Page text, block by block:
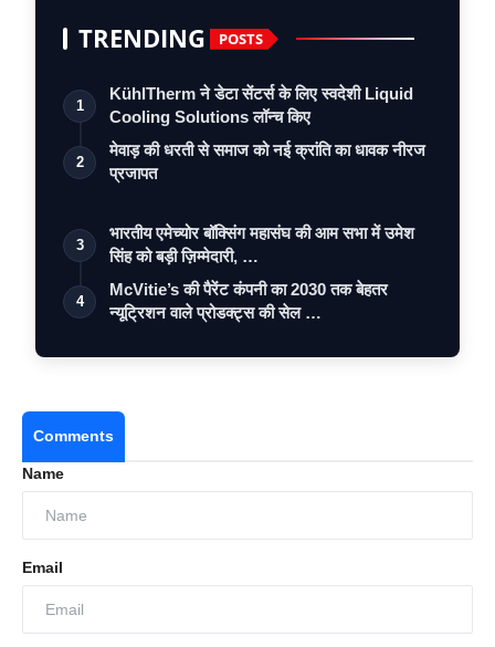
TRENDING POSTS
1
KühlTherm ने डेटा सेंटर्स के लिए स्वदेशी Liquid
Cooling Solutions लॉन्च किए
2
मेवाड़ की धरती से समाज को नई क्रांति का धावक नीरज
प्रजापत
3
भारतीय एमेच्योर बॉक्सिंग महासंघ की आम सभा में उमेश
सिंह को बड़ी ज़िम्मेदारी, …
4
McVitie’s की पैरेंट कंपनी का 2030 तक बेहतर
न्यूट्रिशन वाले प्रोडक्ट्स की सेल …
Comments
Name
Email